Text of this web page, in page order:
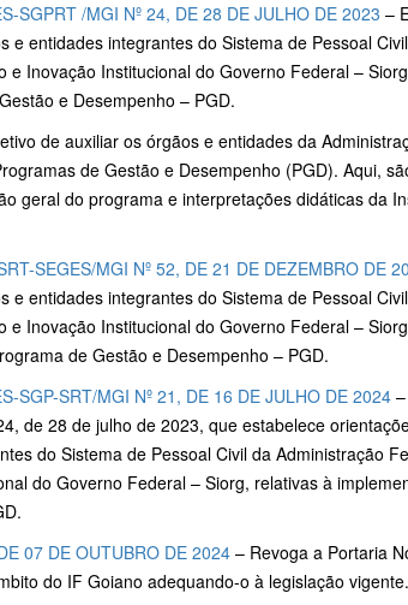
SGPRT /MGI Nº 24, DE 28 DE JULHO DE 2023 –
e entidades integrantes do Sistema de Pessoal
e Inovação Institucional do Governo Federal –
e Desempenho – PGD.
de auxiliar os órgãos e entidades da
de Gestão e Desempenho (PGD). Aqui,
geral do programa e interpretações didáticas da
SEGES/MGI Nº 52, DE 21 DE DEZEMBRO DE
entidades integrantes do Sistema de Pessoal
e Inovação Institucional do Governo Federal –
de Gestão e Desempenho – PGD.
SGP-SRT/MGI Nº 21, DE 16 DE JULHO DE 2024
de 28 de julho de 2023, que estabelece
do Sistema de Pessoal Civil da Administração
do Governo Federal – Siorg, relativas à
07 DE OUTUBRO DE 2024 – Revoga a Portaria
do IF Goiano adequando-o à legislação vigente.